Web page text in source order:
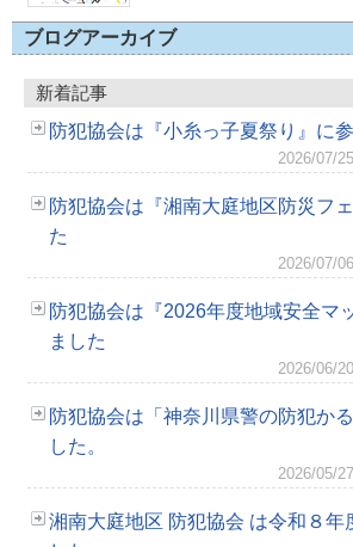
ブログアーカイブ
新着記事
防犯協会は『小糸っ子夏祭り』に
2026/07/
防犯協会は『湘南大庭地区防災フ
た
2026/07/
防犯協会は『2026年度地域安全マ
ました
2026/06/
防犯協会は「神奈川県警の防犯か
した。
2026/05/
湘南大庭地区 防犯協会 は令和８年